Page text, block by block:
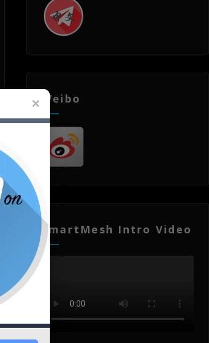
Weibo
SmartMesh Intro Video